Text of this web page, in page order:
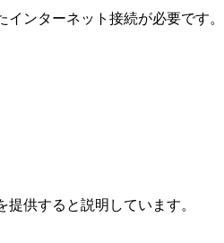
ンターネット接続が必要です。
供すると説明しています。